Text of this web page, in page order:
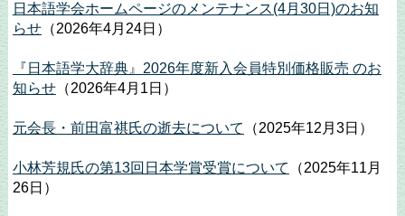
日本語学会ホームページのメンテナンス(4月30日)のお知
らせ（2026年4月24日）
『日本語学大辞典』2026年度新入会員特別価格販売 のお
知らせ（2026年4月1日）
元会長・前田富祺氏の逝去について （2025年12月3日）
小林芳規氏の第13回日本学賞受賞について
（2025年11月
26日）